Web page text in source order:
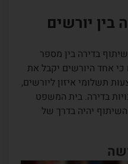
בין יורשים
בדירה בין מספר
אחד היורשים יקבל את
תשלומי איזון ליורשים,
בדירה. בית המשפט
השיתוף יהיה בדרך של